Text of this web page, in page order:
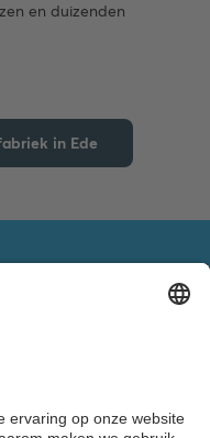
en duizenden
in Ede